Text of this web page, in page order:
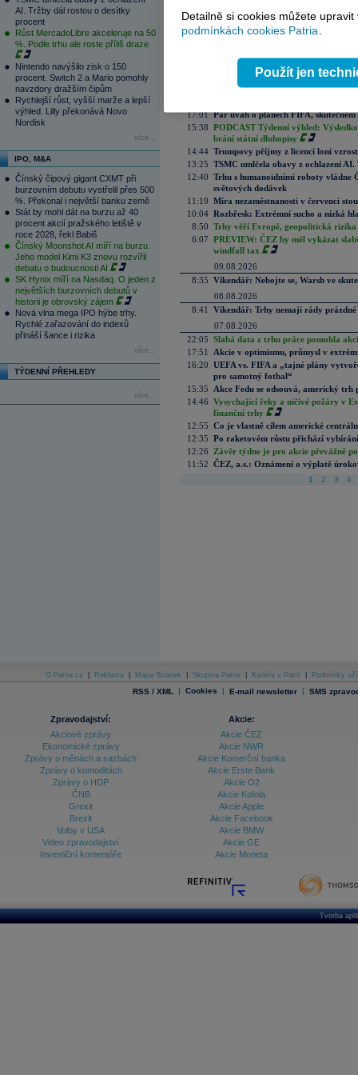
AI. Tržby dál rostou o desítky
procent
Růst MercadoLibre akceleruje na 50
%. Podle trhu ale roste příliš draze
Nintendo navýšilo zisk o 150
procent. Switch 2 a Mario pomohly
navzdory dražším čipům
Rychlejší růst, vyšší marže a lepší
výhled. Lilly překonává Novo
Nordisk
více...
IPO, M&A
Čínský čipový gigant CXMT při
burzovním debutu vystřelil přes 500
%. Překonal i největší banku země
Stát by mohl dát na burzu až 40
procent akcií pražského letiště v
roce 2028, řekl Babiš
Čínský Moonshot AI míří na burzu.
Jeho model Kimi K3 znovu rozvířil
debatu o budoucnosti AI
SK Hynix míří na Nasdaq. O jeden z
největších burzovních debutů v
historii je obrovský zájem
Nová vlna mega IPO hýbe trhy.
Rychlé zařazování do indexů
přináší šance i rizika
více...
TÝDENNÍ PŘEHLEDY
více...
Aktuální komentáře
17:01 Pár úvah o plánech FIFA,
15:38 PODCAST Týdenní výhled:
brání státní dluhopisy
14:44 Trumpovy příjmy z licencí loni
13:25 TSMC umlčela obavy z ochlazení
12:40 Trhu s humanoidními roboty vládne
světových dodávek
11:19 Míra nezaměstnanosti v červenci
10:04 Rozbřesk: Extrémní sucho a nízká
8:50 Trhy věří Evropě, geopolitická rizika
6:07 PREVIEW: ČEZ by měl vykázat
windfall tax
09.08.2026
8:35 Víkendář: Nebojte se, Warsh ve
08.08.2026
8:41
Víkendář: Trhy nemají rády prázdné
07.08.2026
22:05 Slabá data z trhu práce pomohla
17:51
Akcie v optimismu, průmysl v
16:20 UEFA vs. FIFA a „tajné plány
pro samotný fotbal“
15:35
Akce Fedu se odsouvá, americký
14:46 Vysychající řeky a ničivé požáry v
finanční trhy
12:55 Co je vlastně cílem americké
12:35 Po raketovém růstu přichází
12:26
Závěr týdne je pro akcie převážně
11:52 ČEZ, a.s.: Oznámení o výplatě
1 2 3 4
O Patria.cz Reklama Mapa Stránek Skupina Patria Kariéra v Patrii Podmínky
RSS / XML | Cookies | E-mail newsletter | SMS
Zpravodajství:
Akciové zprávy
Ekonomické zprávy
Zprávy o měnách a sazbách
Zprávy o komoditách
Zprávy o HDP
ČNB
Grexit
Brexit
Volby v USA
Video zpravodajství
Investiční komentáře
Akcie:
Akcie ČEZ
Akcie NWR
Akcie Komerční banka
Akcie Erste Bank
Akcie O2
Akcie Kofola
Akcie Apple
Akcie Facebook
Akcie BMW
Akcie GE
Akcie Moneta
Tvorba
Detailně si cookies můžete
podmínkách cookies Patria.
Použít jen